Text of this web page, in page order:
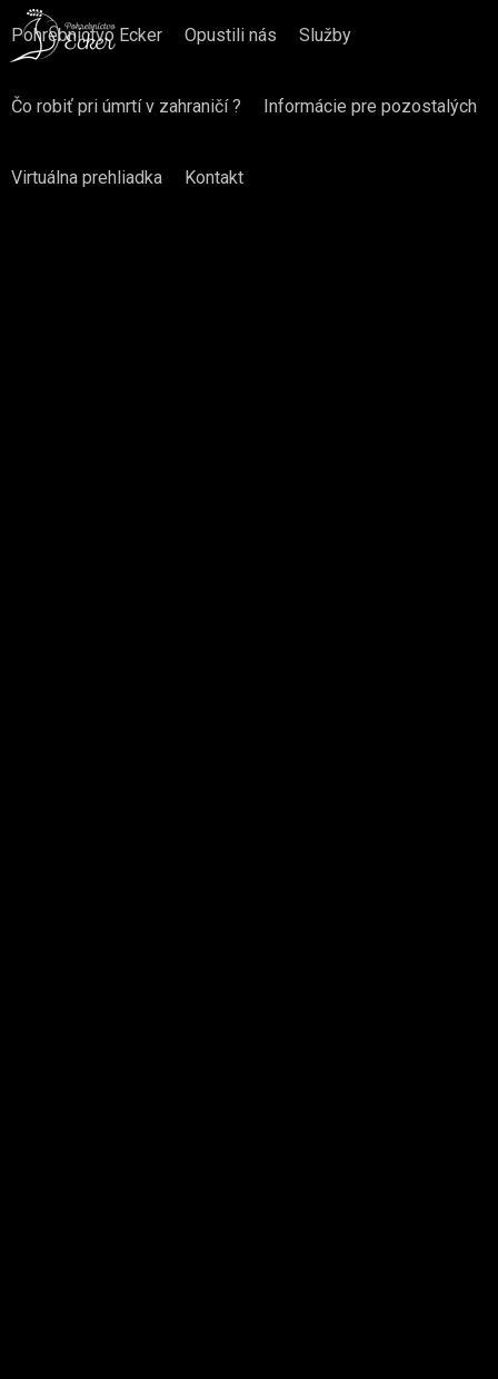
Pohrebníctvo Ecker Opustili nás Služby
Čo robiť pri úmrtí v zahraničí ? Informácie pre pozostalých
Virtuálna prehliadka Kontakt